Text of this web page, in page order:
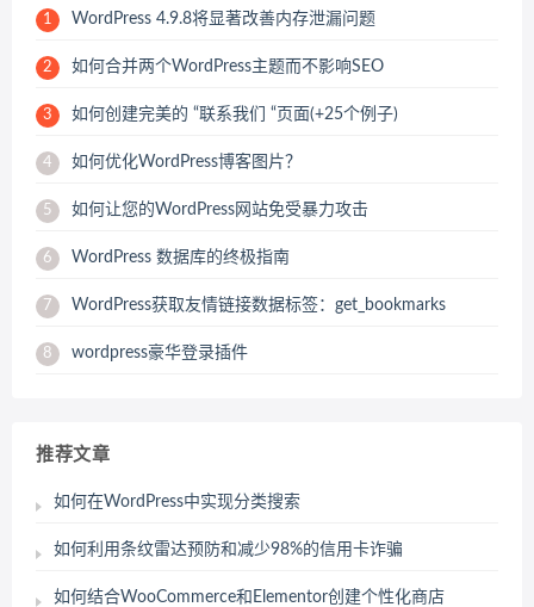
1 WordPress 4.9.8将显著改善内存泄漏问题
2 如何合并两个WordPress主题而不影响SEO
3 如何创建完美的 “联系我们 “页面(+25个例子)
4 如何优化WordPress博客图片？
5 如何让您的WordPress网站免受暴力攻击
6 WordPress 数据库的终极指南
7 WordPress获取友情链接数据标签：get_bookmarks
8 wordpress豪华登录插件
推荐文章
如何在WordPress中实现分类搜索
如何利用条纹雷达预防和减少98%的信用卡诈骗
如何结合WooCommerce和Elementor创建个性化商店